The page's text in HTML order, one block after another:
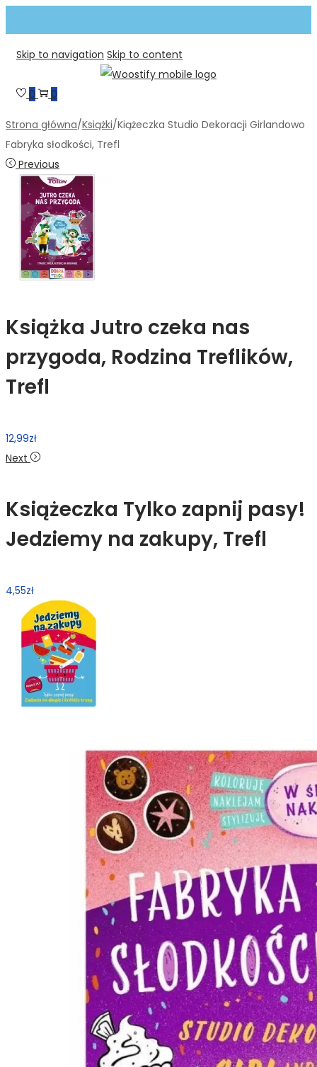
Skip to navigation Skip to content
0 0
Strona główna/Książki/Kiążeczka Studio Dekoracji Girlandowo
Fabryka słodkości, Trefl
Previous
Książka Jutro czeka nas
przygoda, Rodzina Treflików,
Trefl
12,99zł
Next
Książeczka Tylko zapnij pasy!
Jedziemy na zakupy, Trefl
4,55zł